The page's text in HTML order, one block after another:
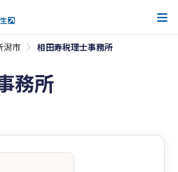
潟市 相田寿税理士事務所
務所